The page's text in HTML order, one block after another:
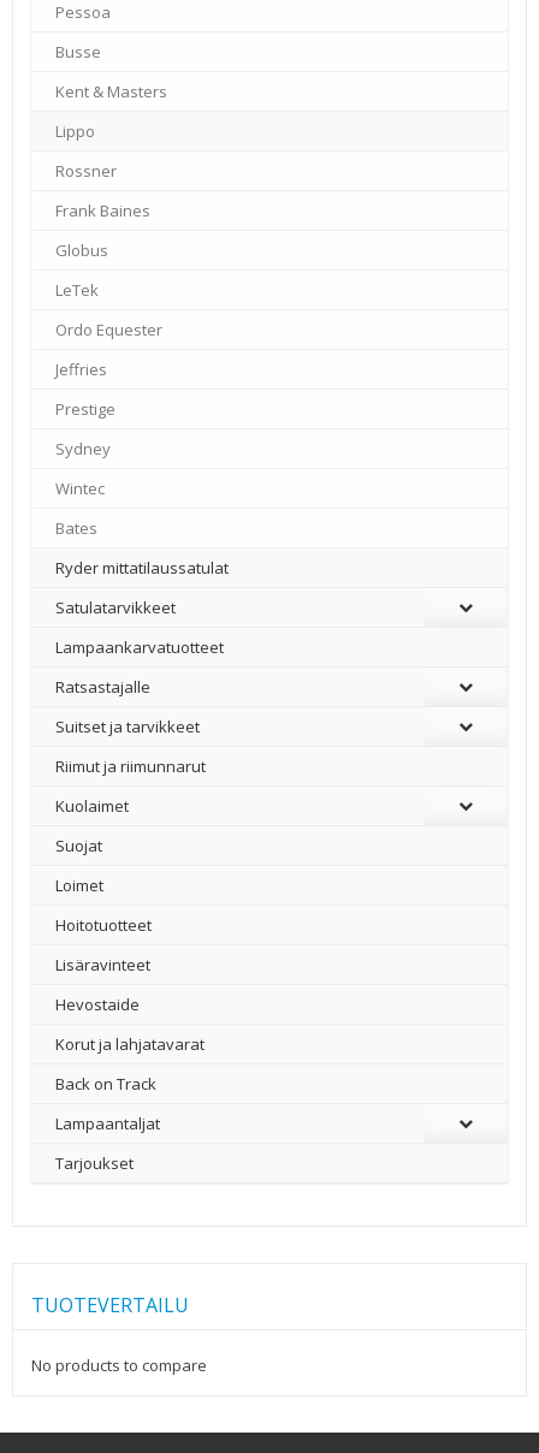
Pessoa
–
Busse
–
Kent & Masters
–
Lippo
–
Rossner
–
Frank Baines
–
Globus
–
LeTek
–
Ordo Equester
–
Jeffries
–
Prestige
–
Sydney
–
Wintec
–
Bates
–
Ryder mittatilaussatulat
Satulatarvikkeet
–
Lampaankarvatuotteet
Ratsastajalle
Suitset ja tarvikkeet
Riimut ja riimunnarut
Kuolaimet
Suojat
Loimet
Hoitotuotteet
Lisäravinteet
Hevostaide
Korut ja lahjatavarat
Back on Track
Lampaantaljat
Tarjoukset
TUOTEVERTAILU
No products to compare